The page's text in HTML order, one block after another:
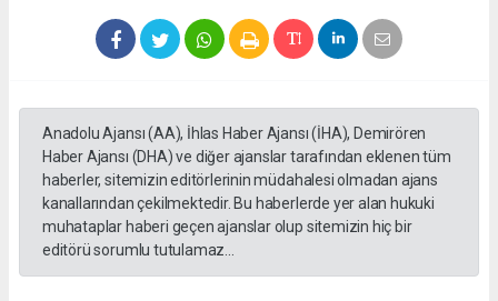
Anadolu Ajansı (AA), İhlas Haber Ajansı (İHA), Demirören
Haber Ajansı (DHA) ve diğer ajanslar tarafından eklenen tüm
haberler, sitemizin editörlerinin müdahalesi olmadan ajans
kanallarından çekilmektedir. Bu haberlerde yer alan hukuki
muhataplar haberi geçen ajanslar olup sitemizin hiç bir
editörü sorumlu tutulamaz...